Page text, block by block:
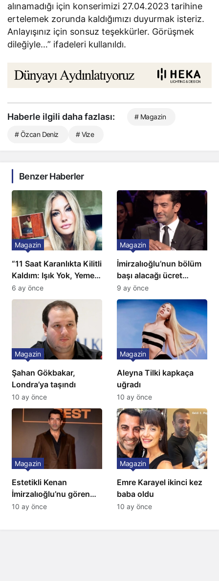
alınamadığı için konserimizi 27.04.2023 tarihine
ertelemek zorunda kaldığımızı duyurmak isteriz.
Anlayışınız için sonsuz teşekkürler. Görüşmek
dileğiyle…” ifadeleri kullanıldı.
Haberle ilgili daha fazlası: # Magazin
# Özcan Deniz # Vize
Benzer Haberler
“11 Saat Karanlıkta Kilitli
Kaldım: Işık Yok, Yemek
Yok, Tuvalet Yok!”
Çağla Şikel’den Şok
Magazin
6 ay önce
İmirzalıoğlu’nun bölüm
başı alacağı ücret
Türkiye’de bir ilk:
Gözünü 2 ilçeye dikti!
Magazin
9 ay önce
Şahan Gökbakar,
Londra’ya taşındı
Magazin
10 ay önce
Aleyna Tilki kapkaça
uğradı
Magazin
10 ay önce
Estetikli Kenan
İmirzalıoğlu’nu gören
tanıyamıyor: Son hali
Magazin
10 ay önce
Emre Karayel ikinci kez
baba oldu
Magazin
10 ay önce